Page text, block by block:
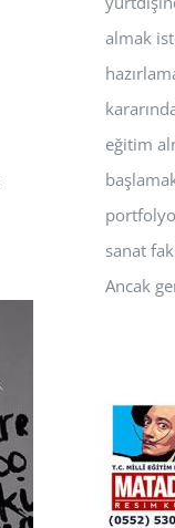
almak
eğitim
sanat
Ancak